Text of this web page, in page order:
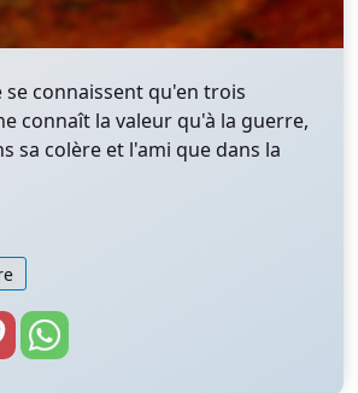
se connaissent qu'en trois
connaît la valeur qu'à la guerre,
sa colère et l'ami que dans la